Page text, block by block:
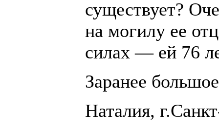
существует?
на могилу ее
силах — ей 76
Заранее
Наталия,